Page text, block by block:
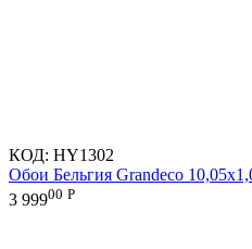
КОД: HY1302
Обои Бельгия Grandeco
3 99900 Р